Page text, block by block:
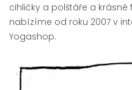
cihličky a polštáře a
nabízíme od roku 2007 v
Yogashop.